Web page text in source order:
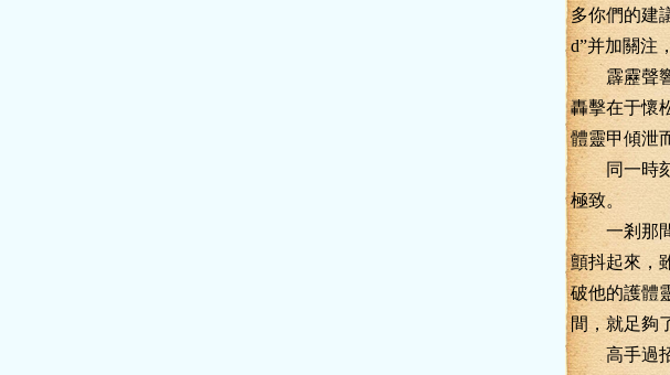
多你們的建
d”并加關注
霹靂聲響
轟擊在于懷
體靈甲傾泄
同一時刻
極致。
一剎那間
顫抖起來，
破他的護體
間，就足夠
高手過招